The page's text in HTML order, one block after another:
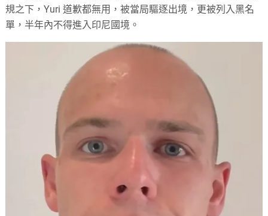
規之下，Yuri 道歉都無用，被當局驅逐出境，更被列入黑名
單，半年內不得進入印尼國境。